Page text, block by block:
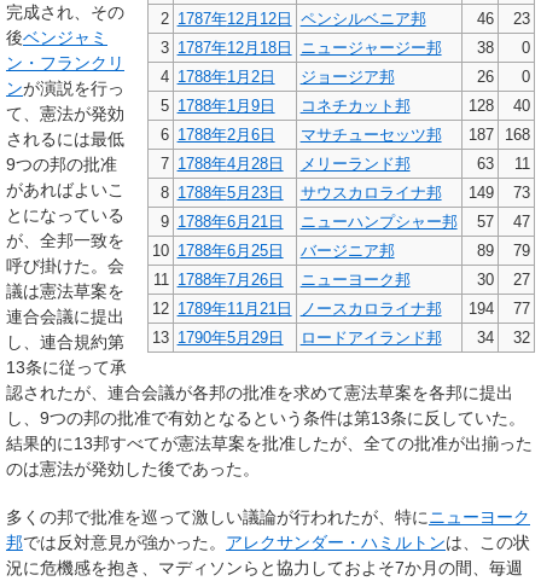
2 1787年12月12日 ペンシルベニア邦 46
23
3 1787年12月18日 ニュージャージー邦 38
0
4 1788年1月2日 ジョージア邦 26
0
5 1788年1月9日 コネチカット邦 128
40
6 1788年2月6日 マサチューセッツ邦 187
168
7 1788年4月28日 メリーランド邦 63
11
8 1788年5月23日 サウスカロライナ邦 149
73
9 1788年6月21日 ニューハンプシャー邦 57
47
10 1788年6月25日 バージニア邦 89
79
11
1788年7月26日 ニューヨーク邦 30
27
12 1789年11月21日 ノースカロライナ邦 194
77
13 1790年5月29日 ロードアイランド邦 34 32
完成され、その
後ベンジャミ
ン・フランクリ
ンが演説を行っ
て、憲法が発効
されるには最低
9つの邦の批准
があればよいこ
とになっている
が、全邦一致を
呼び掛けた。会
議は憲法草案を
連合会議に提出
し、連合規約第
13条に従って承
認されたが、連合会議が各邦の批准を求めて憲法草案を各邦に提出
し、9つの邦の批准で有効となるという条件は第13条に反していた。
結果的に13邦すべてが憲法草案を批准したが、全ての批准が出揃った
のは憲法が発効した後であった。
多くの邦で批准を巡って激しい議論が行われたが、特にニューヨーク
邦では反対意見が強かった。 アレクサンダー・ハミルトンは、この状
況に危機感を抱き、マディソンらと協力しておよそ7か月の間、毎週